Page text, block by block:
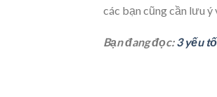
các bạn cũng cần lưu ý
Bạn đang đọc:3 yếu